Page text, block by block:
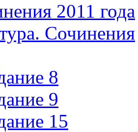
2011 года
Сочинения
8
9
15